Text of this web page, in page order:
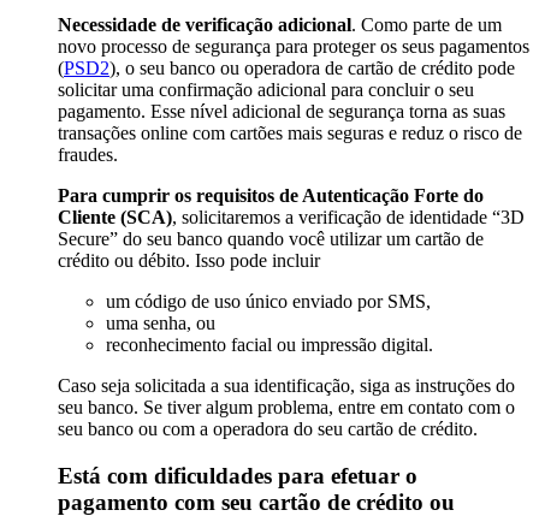
Necessidade de verificação adicional. Como parte de um
novo processo de segurança para proteger os seus pagamentos
(PSD2), o seu banco ou operadora de cartão de crédito pode
solicitar uma confirmação adicional para concluir o seu
pagamento. Esse nível adicional de segurança torna as suas
transações online com cartões mais seguras e reduz o risco de
fraudes.
Para cumprir os requisitos de Autenticação Forte do
Cliente (SCA), solicitaremos a verificação de identidade “3D
Secure” do seu banco quando você utilizar um cartão de
crédito ou débito. Isso pode incluir
um código de uso único enviado por SMS,
uma senha, ou
reconhecimento facial ou impressão digital.
Caso seja solicitada a sua identificação, siga as instruções do
seu banco. Se tiver algum problema, entre em contato com o
seu banco ou com a operadora do seu cartão de crédito.
Está com dificuldades para efetuar o
pagamento com seu cartão de crédito ou